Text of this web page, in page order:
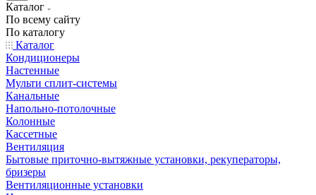
Каталог
По всему сайту
По каталогу
Каталог
Кондиционеры
Настенные
Мульти сплит-системы
Канальные
Напольно-потолочные
Колонные
Кассетные
Вентиляция
Бытовые приточно-вытяжные установки, рекуператоры,
бризеры
Вентиляционные установки